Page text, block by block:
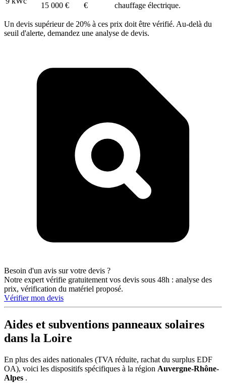
15 000 €
€
chauffage électrique.
Un devis supérieur de 20% à ces prix doit être vérifié. Au-delà du
seuil d'alerte, demandez une analyse de devis.
Besoin d'un avis sur votre devis ?
Notre expert vérifie gratuitement vos devis sous 48h : analyse des
prix, vérification du matériel proposé.
Vérifier mon devis
Aides et subventions panneaux solaires
dans la Loire
En plus des aides nationales (TVA réduite, rachat du surplus EDF
OA), voici les dispositifs spécifiques à la région Auvergne-Rhône-
Alpes .